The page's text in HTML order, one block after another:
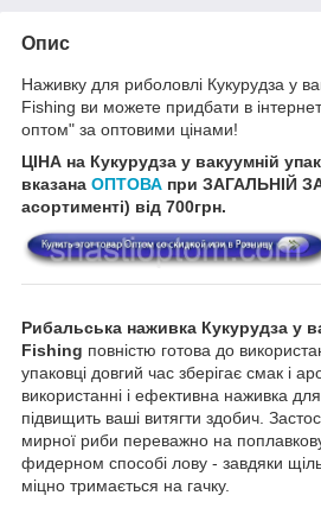
Опис
Наживку для риболовлі Кукурудза у
Fishing ви можете придбати в
оптом" за оптовими цінами!
ЦІНА на Кукурудза у вакуумній
вказана ОПТОВА при ЗАГАЛЬНІЙ
асортименті) від 700грн.
Рибальська наживка Кукурудза у
Fishing повністю готова до
упаковці довгий час зберігає смак і
використанні і ефективна наживка
підвищить ваші витягти здобич.
мирної риби переважно на
фидерном способі лову - завдяки
міцно тримається на гачку.